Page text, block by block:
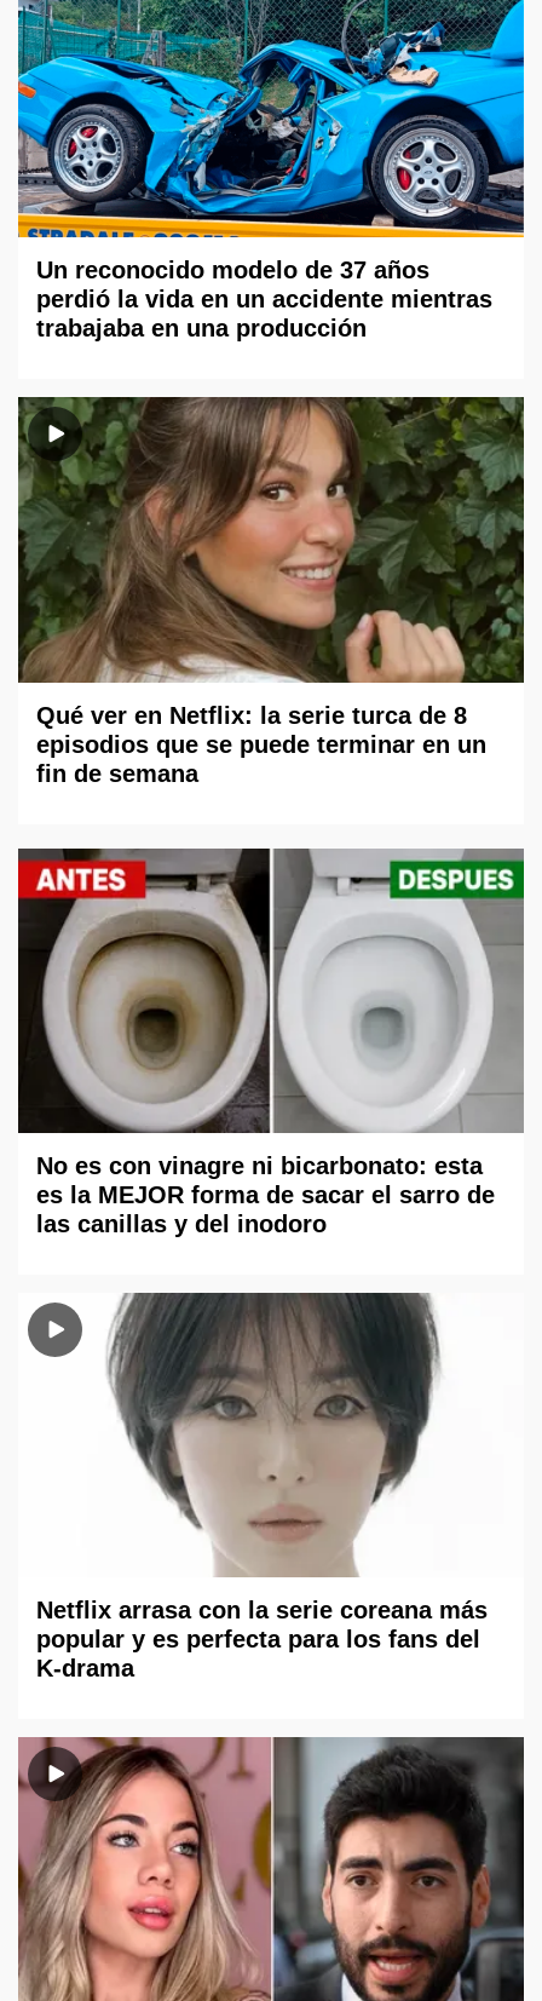
Un reconocido modelo de 37 años
perdió la vida en un accidente mientras
trabajaba en una producción
Qué ver en Netflix: la serie turca de 8
episodios que se puede terminar en un
fin de semana
No es con vinagre ni bicarbonato: esta
es la MEJOR forma de sacar el sarro de
las canillas y del inodoro
Netflix arrasa con la serie coreana más
popular y es perfecta para los fans del
K-drama